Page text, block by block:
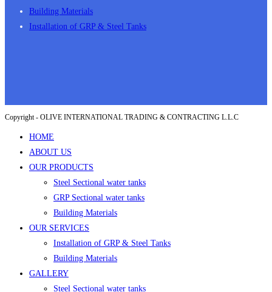
Building Materials
Installation of GRP & Steel Tanks
Copyright - OLIVE INTERNATIONAL TRADING & CONTRACTING L.L.C
HOME
ABOUT US
OUR PRODUCTS
Steel Sectional water tanks
GRP Sectional water tanks
Building Materials
OUR SERVICES
Installation of GRP & Steel Tanks
Building Materials
GALLERY
Steel Sectional water tanks